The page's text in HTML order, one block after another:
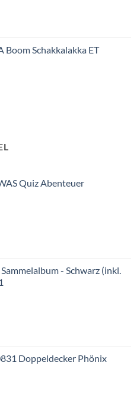
Boom Schakkalakka ET
Quiz Abenteuer
- Schwarz (inkl.
Doppeldecker Phönix